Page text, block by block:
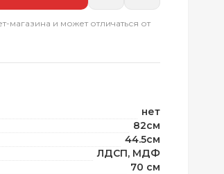
магазина и может отличаться от
нет
82см
44.5см
ЛДСП, МДФ
70 см